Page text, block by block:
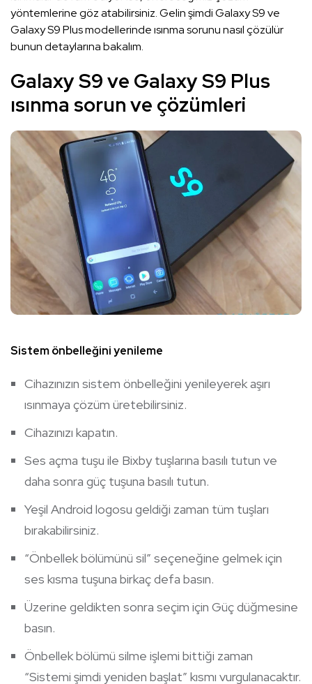
yöntemlerine göz atabilirsiniz. Gelin şimdi Galaxy S9 ve
Galaxy S9 Plus modellerinde ısınma sorunu nasıl çözülür
bunun detaylarına bakalım.
Galaxy S9 ve Galaxy S9 Plus
ısınma sorun ve çözümleri
Sistem önbelleğini yenileme
Cihazınızın sistem önbelleğini yenileyerek aşırı
ısınmaya çözüm üretebilirsiniz.
Cihazınızı kapatın.
Ses açma tuşu ile Bixby tuşlarına basılı tutun ve
daha sonra güç tuşuna basılı tutun.
Yeşil Android logosu geldiği zaman tüm tuşları
bırakabilirsiniz.
“Önbellek bölümünü sil” seçeneğine gelmek için
ses kısma tuşuna birkaç defa basın.
Üzerine geldikten sonra seçim için Güç düğmesine
basın.
Önbellek bölümü silme işlemi bittiği zaman
“Sistemi şimdi yeniden başlat” kısmı vurgulanacaktır.